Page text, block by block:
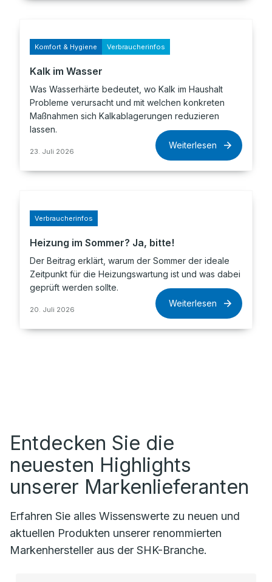
Komfort & Hygiene Verbraucherinfos
Kalk im Wasser
Was Wasserhärte bedeutet, wo Kalk im Haushalt
Probleme verursacht und mit welchen konkreten
Maßnahmen sich Kalkablagerungen reduzieren
lassen.
23. Juli 2026
Weiterlesen
Verbraucherinfos
Heizung im Sommer? Ja, bitte!
Der Beitrag erklärt, warum der Sommer der ideale
Zeitpunkt für die Heizungswartung ist und was dabei
geprüft werden sollte.
20. Juli 2026
Weiterlesen
Entdecken Sie die
neuesten Highlights
unserer Markenlieferanten
Erfahren Sie alles Wissenswerte zu neuen und
aktuellen Produkten unserer renommierten
Markenhersteller aus der SHK-Branche.